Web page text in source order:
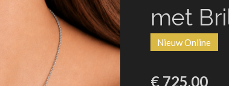
met
Nieuw Online
€ 725,00